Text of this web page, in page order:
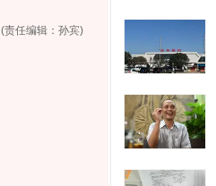
(责任编辑：孙宾)